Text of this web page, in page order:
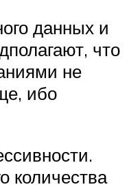
данных и
что
не
ибо
количества